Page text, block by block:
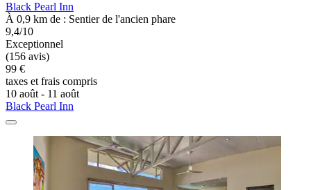
Black Pearl Inn
À 0,9 km de : Sentier de l'ancien phare
9,4/10
Exceptionnel
(156 avis)
99 €
taxes et frais compris
10 août - 11 août
Black Pearl Inn